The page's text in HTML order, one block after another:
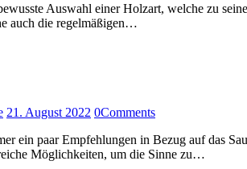
Auswahl einer Holzart, welche zu
auch die regelmäßigen…
21. August 2022 0Comments
ein paar Empfehlungen in Bezug auf das
Möglichkeiten, um die Sinne zu…